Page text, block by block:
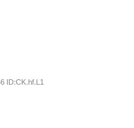
ID:CK.hf.L1